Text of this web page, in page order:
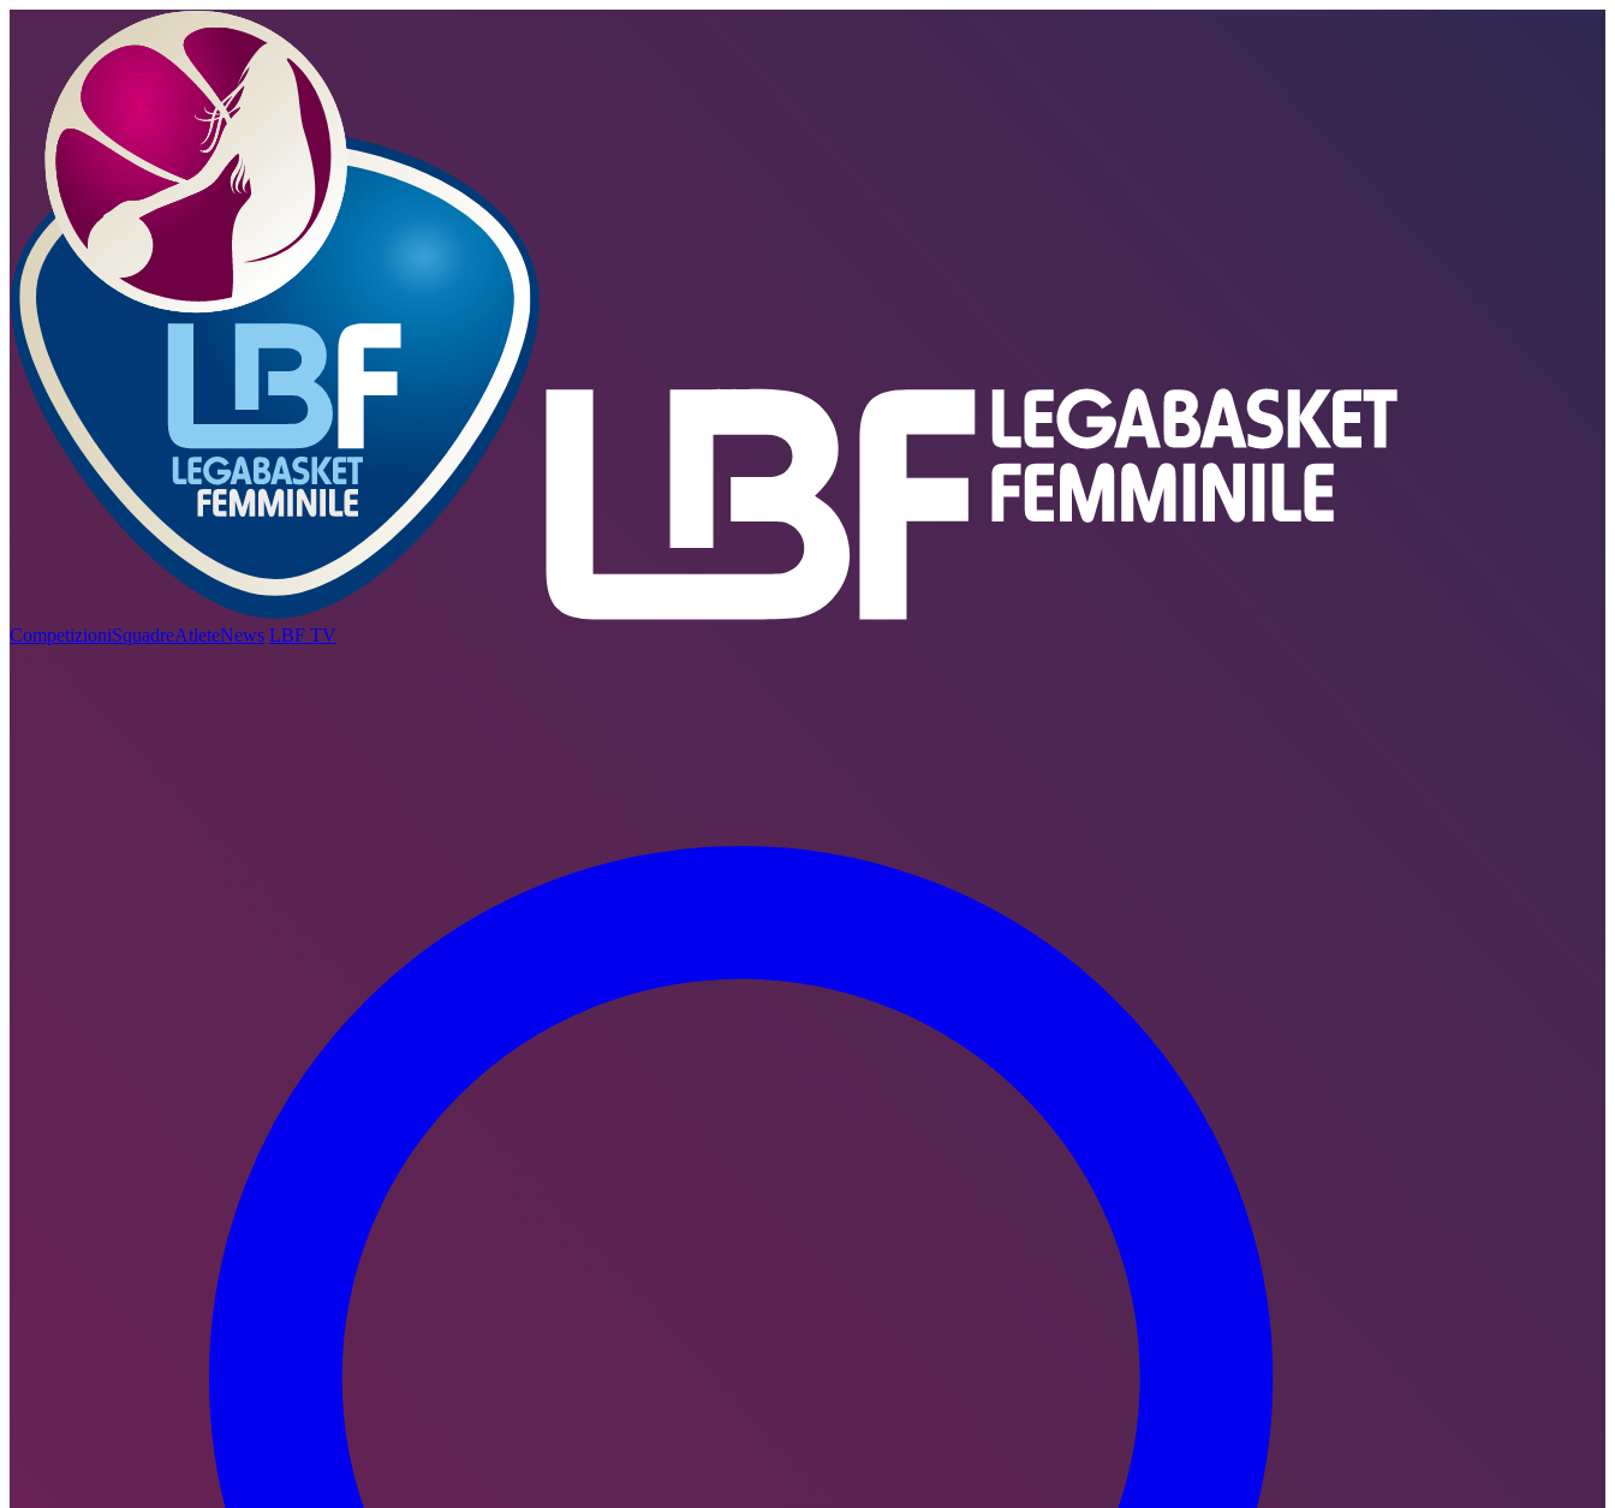
CompetizioniSquadreAtleteNews LBF TV